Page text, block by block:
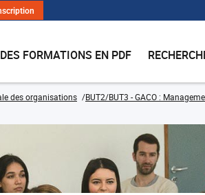
FORMATIONS EN PDF
des organisations
BUT2/BUT3 - GACO :